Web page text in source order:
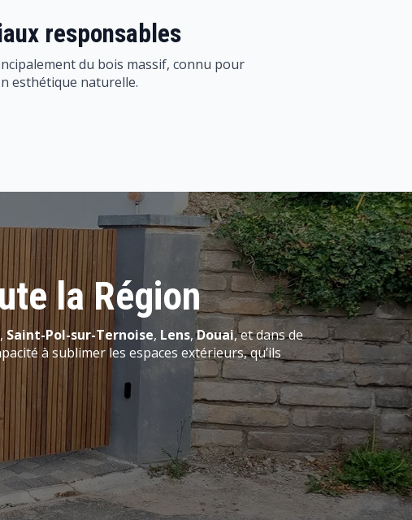
responsables
du bois massif, connu pour
esthétique naturelle.
la Région
Saint-Pol-sur-Ternoise ,Douai, et dans de
à sublimer les espaces extérieurs, qu’ils